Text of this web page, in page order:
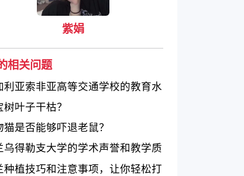
紫娟
相关问题
利亚索非亚高等交通学校的教育水
价）
叶子干枯？
猫是否能够吓退老鼠？
乌得勒支大学的学术声誉和教学质
何？
种植技巧和注意事项，让你轻松打